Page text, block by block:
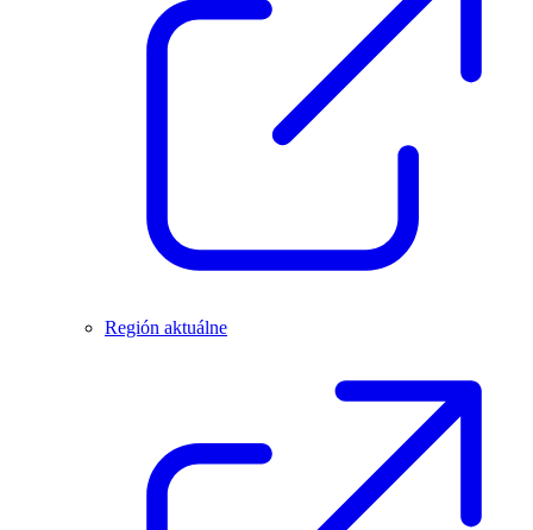
Región aktuálne